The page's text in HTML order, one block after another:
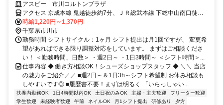
日～＆1日3h～ライフスタイルに合わせて無理なく勤務OK
アスビー 市川コルトンプラザ
アクセス 京成本線 鬼越徒歩約7分、ＪＲ総武本線 下総中山南口徒歩
約10分、ＪＲ総武本線 本八幡〔ＪＲ〕南口徒歩約14分 「鬼越」駅よ
り徒歩7分
時給1,220円～1,370円
千葉県市川市
勤務時間 シフトサイクル：1ヶ月 シフト提出は月1回ですが、 変更希
望があればできる限り調整対応をしています。 まずはご相談くださ
い！ ＜勤務時間、日数＞ ・週2日～ ・1日3時間～ ＜シフト時間＞...
仕事内容 ◆ 働き方相談OK！シューズショップスタッフ ◆ ＼＼ 当店
の魅力をご紹介／／ ■週2日～＆1日3h～シフト希望制 お休み相談も
しやすいです◎ ■履歴書不要！まずは明るく 「いらっしゃい...
扶養内勤務OK 1日4時間以内OK 土日祝のみOK 主婦・主夫歓迎
フリーター歓迎
学生歓迎
未経験者歓迎 午前 ネイルOK 月1シフト提出 研修あり
夕方